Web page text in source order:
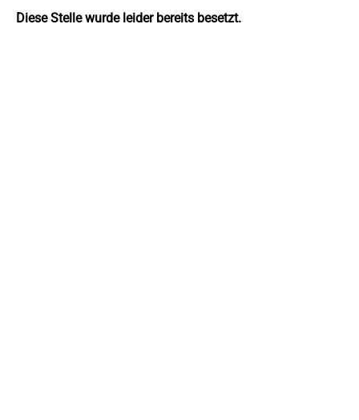
Diese Stelle wurde leider bereits besetzt.